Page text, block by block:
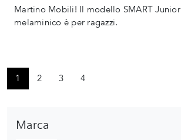
Martino Mobili! Il modello SMART
melaminico è per ragazzi.
1 2 3 4
Marca